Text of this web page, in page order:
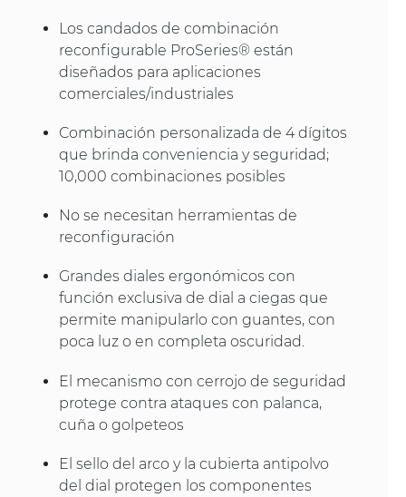
Los candados de combinación
reconfigurable ProSeries® están
diseñados para aplicaciones
comerciales/industriales
Combinación personalizada de 4 dígitos
que brinda conveniencia y seguridad;
10,000 combinaciones posibles
No se necesitan herramientas de
reconfiguración
Grandes diales ergonómicos con
función exclusiva de dial a ciegas que
permite manipularlo con guantes, con
poca luz o en completa oscuridad.
El mecanismo con cerrojo de seguridad
protege contra ataques con palanca,
cuña o golpeteos
El sello del arco y la cubierta antipolvo
del dial protegen los componentes